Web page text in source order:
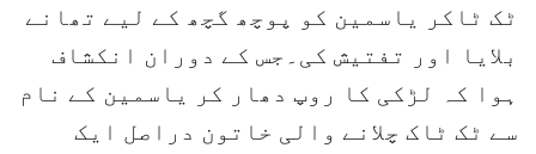
ٹک ٹاکر یاسمین کو پوچھ گچھ کے لیے تھانے
بلایا اور تفتیش کی۔جس کے دوران انکشاف
ہوا کہ لڑکی کا روپ دھار کر یاسمین کے نام
سے ٹک ٹاک چلانے والی خاتون دراصل ایک